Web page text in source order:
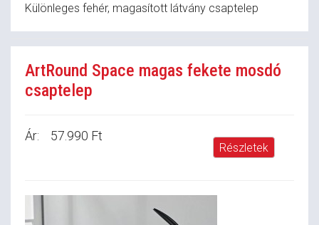
Különleges fehér, magasított látvány csaptelep
ArtRound Space magas fekete mosdó
csaptelep
Ár: 57.990 Ft
Részletek